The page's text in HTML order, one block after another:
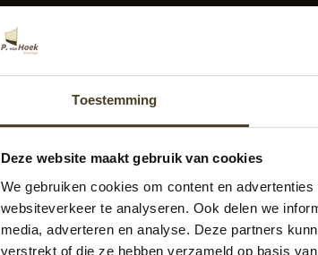
Toestemming
Deze website maakt gebruik van cookies
We gebruiken cookies om content en
websiteverkeer te analyseren. Ook delen we
media, adverteren en analyse. Deze partners
verstrekt of die ze hebben verzameld op basis
Familie
Deze recentie is op11-09-2023 10:31
De twee mannen waren zeer